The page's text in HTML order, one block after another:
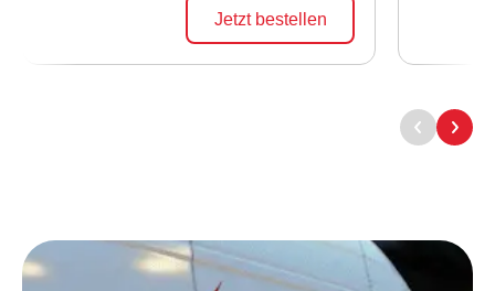
Jetzt bestellen